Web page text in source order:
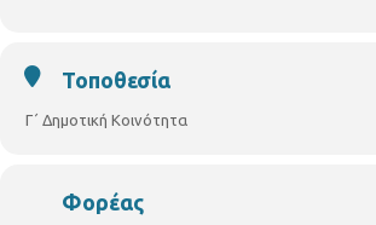
Τοποθεσία
Γ΄ Δημοτική Κοινότητα
Φορέας